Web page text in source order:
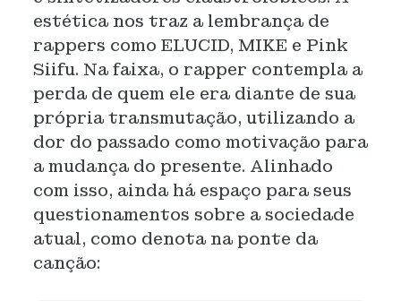
estética nos traz a lembrança de
rappers como ELUCID, MIKE e Pink
Siifu. Na faixa, o rapper contempla a
perda de quem ele era diante de sua
própria transmutação, utilizando a
dor do passado como motivação para
a mudança do presente. Alinhado
com isso, ainda há espaço para seus
questionamentos sobre a sociedade
atual, como denota na ponte da
canção: